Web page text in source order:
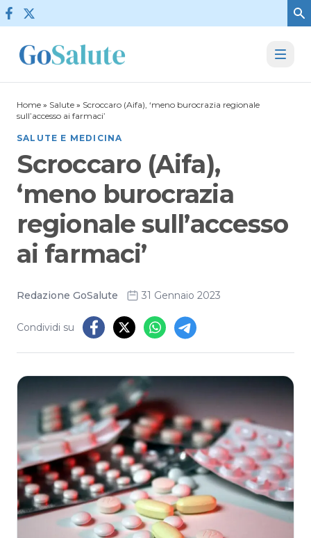
Vai al contenuto
Home » Salute » Scroccaro (Aifa), ‘meno burocrazia regionale
sull’accesso ai farmaci’
SALUTE E MEDICINA
Scroccaro (Aifa),
‘meno burocrazia
regionale sull’accesso
ai farmaci’
Redazione GoSalute 31 Gennaio 2023
Condividi su